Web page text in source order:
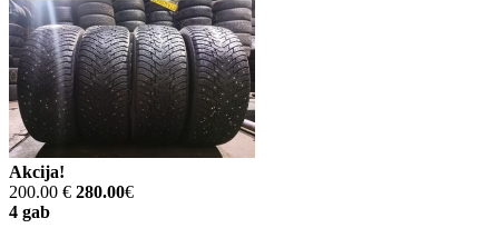
Akcija!
200.00 € 280.00€
4 gab